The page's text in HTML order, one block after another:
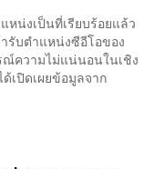
หน่งเป็นที่เรียบร้อยแล้ว
ารับตำแหน่งซีอีโอของ
ณ์ความไม่แน่นอนในเชิง
เปิดเผยข้อมูลจาก